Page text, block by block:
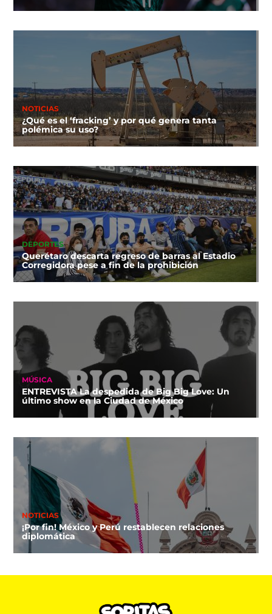
NOTICIAS
¿Qué es el ‘fracking’ y por qué genera tanta
polémica su uso?
DEPORTES
Querétaro descarta regreso de barras al Estadio
Corregidora pese a fin de la prohibición
MÚSICA
ENTREVISTA La despedida de Big Big Love: Un
último show en la Ciudad de México
NOTICIAS
¡Por fin! México y Perú restablecen relaciones
diplomática